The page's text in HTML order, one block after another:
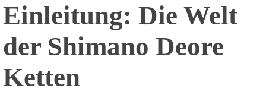
Einleitung: Die Welt
der Shimano Deore
Ketten